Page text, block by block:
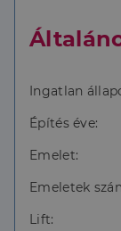
alsó szinten:
tetőtéri
Műszaki
Ingatlan
Építés éve:
Emelet:
Emeletek
Lift: